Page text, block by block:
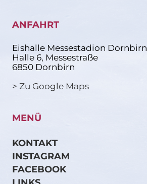
ANFAHRT
Eishalle Messestadion Dornbirn
Halle 6, Messestraße
6850 Dornbirn
> Zu Google Maps
MENÜ
KONTAKT
INSTAGRAM
FACEBOOK